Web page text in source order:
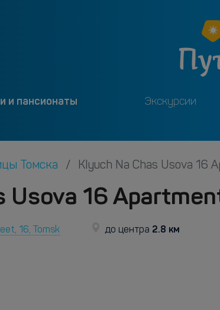
и пансионаты Экскурсии
Томска Klyuch Na Chas Usova 16
Usova 16
16, Tomsk до центра 2.8 км